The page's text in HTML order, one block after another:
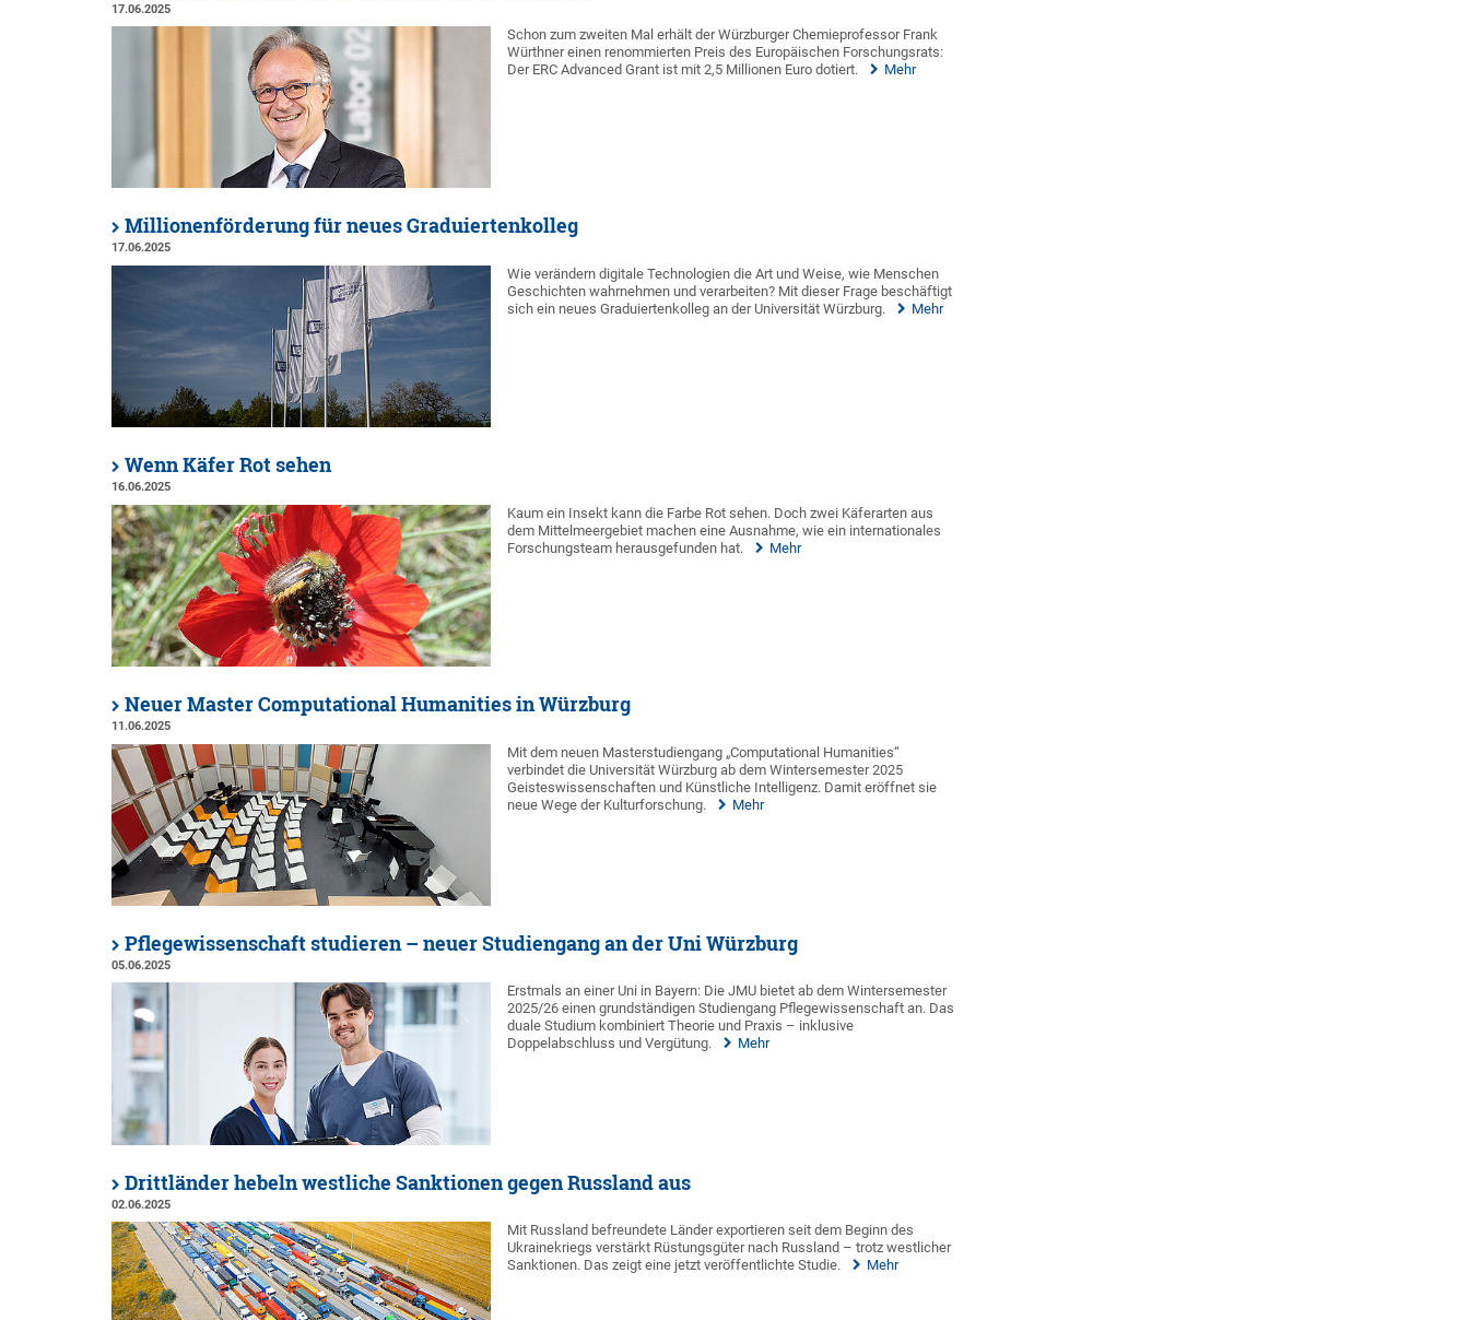
17.06.2025
Schon zum zweiten Mal erhält der Würzburger Chemieprofessor Frank
Würthner einen renommierten Preis des Europäischen Forschungsrats:
Der ERC Advanced Grant ist mit 2,5 Millionen Euro dotiert.
Mehr
Millionenförderung für neues Graduiertenkolleg
17.06.2025
Wie verändern digitale Technologien die Art und Weise, wie Menschen
Geschichten wahrnehmen und verarbeiten? Mit dieser Frage beschäftigt
sich ein neues Graduiertenkolleg an der Universität Würzburg.
Mehr
Wenn Käfer Rot sehen
16.06.2025
Kaum ein Insekt kann die Farbe Rot sehen. Doch zwei Käferarten aus
dem Mittelmeergebiet machen eine Ausnahme, wie ein internationales
Forschungsteam herausgefunden hat.
Mehr
Neuer Master Computational Humanities in Würzburg
11.06.2025
Mit dem neuen Masterstudiengang „Computational Humanities“
verbindet die Universität Würzburg ab dem Wintersemester 2025
Geisteswissenschaften und Künstliche Intelligenz. Damit eröffnet sie
neue Wege der Kulturforschung.
Mehr
Pflegewissenschaft studieren – neuer Studiengang an der Uni Würzburg
05.06.2025
Erstmals an einer Uni in Bayern: Die JMU bietet ab dem Wintersemester
2025/26 einen grundständigen Studiengang Pflegewissenschaft an. Das
duale Studium kombiniert Theorie und Praxis – inklusive
Doppelabschluss und Vergütung.
Mehr
Drittländer hebeln westliche Sanktionen gegen Russland aus
02.06.2025
Mit Russland befreundete Länder exportieren seit dem Beginn des
Ukrainekriegs verstärkt Rüstungsgüter nach Russland – trotz westlicher
Sanktionen. Das zeigt eine jetzt veröffentlichte Studie.
Mehr